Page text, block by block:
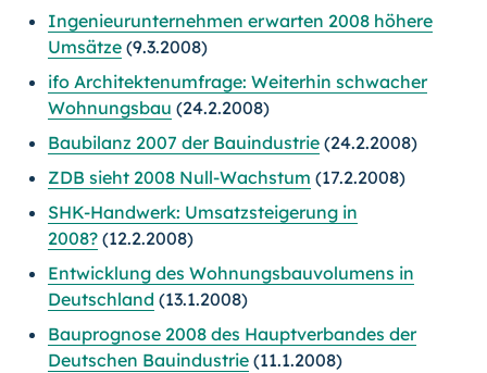
Ingenieurunternehmen erwarten 2008 höhere
Umsätze (9.3.2008)
ifo Architektenumfrage: Weiterhin schwacher
Wohnungsbau (24.2.2008)
Baubilanz 2007 der Bauindustrie (24.2.2008)
ZDB sieht 2008 Null-Wachstum (17.2.2008)
SHK-Handwerk: Umsatzsteigerung in
2008? (12.2.2008)
Entwicklung des Wohnungsbauvolumens in
Deutschland (13.1.2008)
Bauprognose 2008 des Hauptverbandes der
Deutschen Bauindustrie (11.1.2008)